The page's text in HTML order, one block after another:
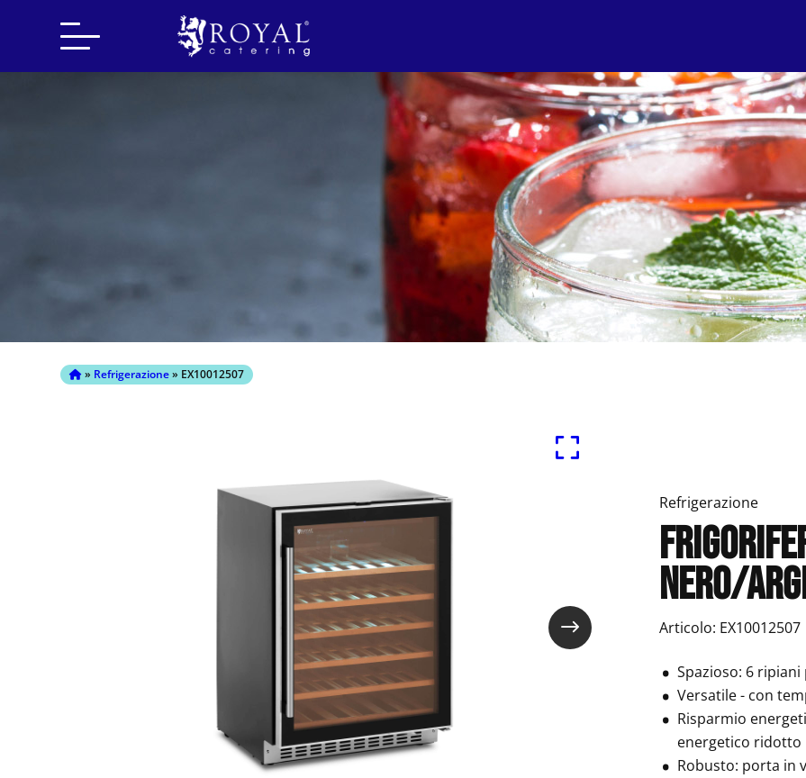
for:
» Refrigerazione» EX10012507
Refrigerazione
nero/
Articolo:
Spazioso: 6
Versatile - con
Risparmio
energetico ridotto
Robusto: porta in